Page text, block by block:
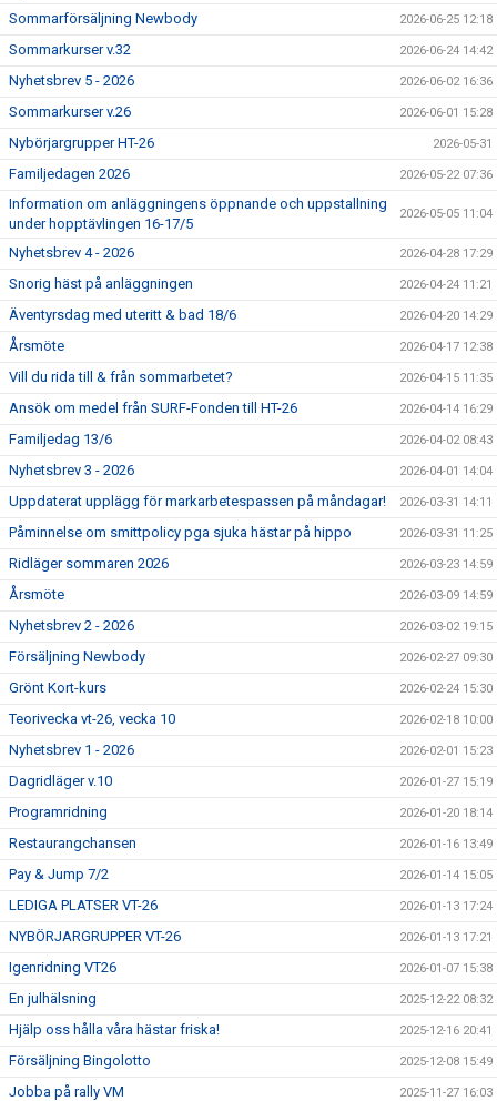
Sommarförsäljning Newbody 2026-06-25 12:18
Sommarkurser v.32 2026-06-24 14:42
Nyhetsbrev 5 - 2026 2026-06-02 16:36
Sommarkurser v.26 2026-06-01 15:28
Nybörjargrupper HT-26 2026-05-31
Familjedagen 2026 2026-05-22 07:36
Information om anläggningens öppnande och uppstallning
under hopptävlingen 16-17/5
2026-05-05 11:04
Nyhetsbrev 4 - 2026 2026-04-28 17:29
Snorig häst på anläggningen 2026-04-24 11:21
Äventyrsdag med uteritt & bad 18/6 2026-04-20 14:29
Årsmöte 2026-04-17 12:38
Vill du rida till & från sommarbetet? 2026-04-15 11:35
Ansök om medel från SURF-Fonden till HT-26 2026-04-14 16:29
Familjedag 13/6 2026-04-02 08:43
Nyhetsbrev 3 - 2026 2026-04-01 14:04
Uppdaterat upplägg för markarbetespassen på måndagar! 2026-03-31 14:11
Påminnelse om smittpolicy pga sjuka hästar på hippo 2026-03-31 11:25
Ridläger sommaren 2026 2026-03-23 14:59
Årsmöte 2026-03-09 14:59
Nyhetsbrev 2 - 2026 2026-03-02 19:15
Försäljning Newbody 2026-02-27 09:30
Grönt Kort-kurs 2026-02-24 15:30
Teorivecka vt-26, vecka 10 2026-02-18 10:00
Nyhetsbrev 1 - 2026 2026-02-01 15:23
Dagridläger v.10 2026-01-27 15:19
Programridning 2026-01-20 18:14
Restaurangchansen 2026-01-16 13:49
Pay & Jump 7/2 2026-01-14 15:05
LEDIGA PLATSER VT-26 2026-01-13 17:24
NYBÖRJARGRUPPER VT-26 2026-01-13 17:21
Igenridning VT26 2026-01-07 15:38
En julhälsning 2025-12-22 08:32
Hjälp oss hålla våra hästar friska! 2025-12-16 20:41
Försäljning Bingolotto 2025-12-08 15:49
Jobba på rally VM 2025-11-27 16:03